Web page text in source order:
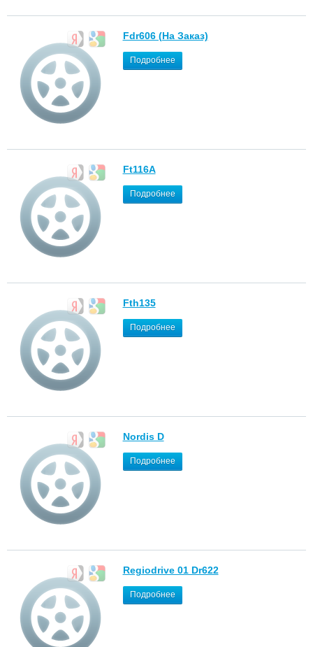
Fdr606 (На Заказ)
Подробнее
Ft116A
Подробнее
Fth135
Подробнее
Nordis D
Подробнее
Regiodrive 01 Dr622
Подробнее